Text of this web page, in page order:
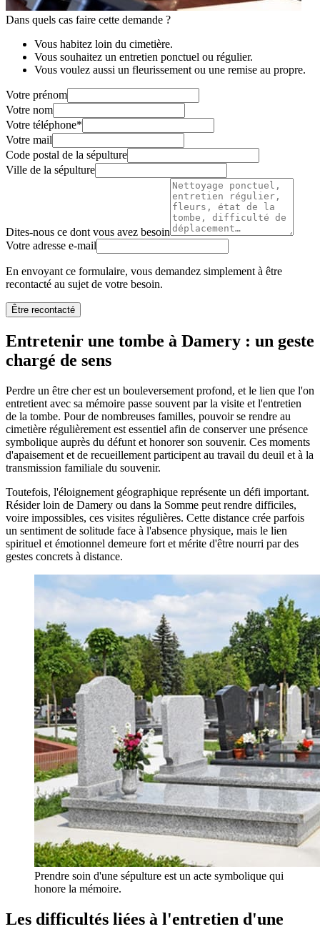
Dans quels cas faire cette demande ?
Vous habitez loin du cimetière.
Vous souhaitez un entretien ponctuel ou régulier.
Vous voulez aussi un fleurissement ou une remise au propre.
Votre prénom
Votre nom
Votre téléphone*
Votre mail
Code postal de la sépulture
Ville de la sépulture
Dites-nous ce dont vous avez besoin
Votre adresse e-mail
En envoyant ce formulaire, vous demandez simplement à être
recontacté au sujet de votre besoin.
Être recontacté
Entretenir une tombe à Damery : un geste
chargé de sens
Perdre un être cher est un bouleversement profond, et le lien que l'on
entretient avec sa mémoire passe souvent par la visite et l'entretien
de la tombe. Pour de nombreuses familles, pouvoir se rendre au
cimetière régulièrement est essentiel afin de conserver une présence
symbolique auprès du défunt et honorer son souvenir. Ces moments
d'apaisement et de recueillement participent au travail du deuil et à la
transmission familiale du souvenir.
Toutefois, l'éloignement géographique représente un défi important.
Résider loin de Damery ou dans la Somme peut rendre difficiles,
voire impossibles, ces visites régulières. Cette distance crée parfois
un sentiment de solitude face à l'absence physique, mais le lien
spirituel et émotionnel demeure fort et mérite d'être nourri par des
gestes concrets à distance.
Prendre soin d'une sépulture est un acte symbolique qui
honore la mémoire.
Les difficultés liées à l'entretien d'une